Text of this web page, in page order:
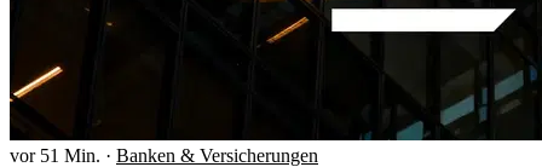
vor 51 Min. · Banken & Versicherungen